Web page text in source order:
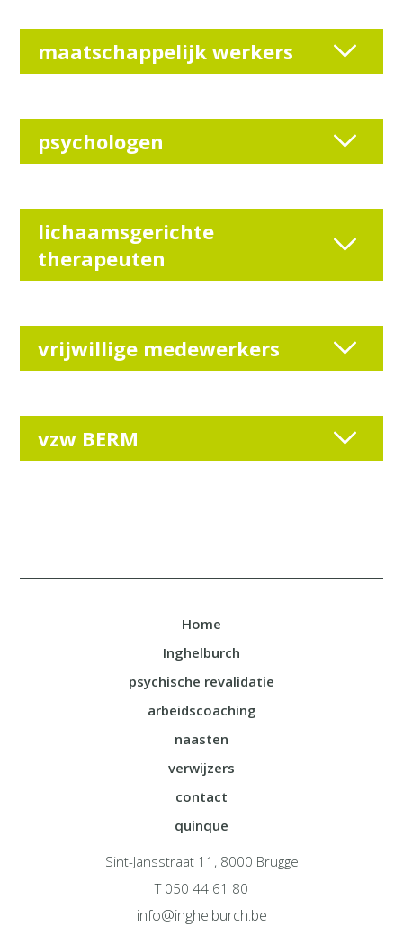
maatschappelijk werkers
psychologen
lichaamsgerichte
therapeuten
vrijwillige medewerkers
vzw BERM
Home
Inghelburch
psychische revalidatie
arbeidscoaching
naasten
verwijzers
contact
quinque
Sint-Jansstraat 11, 8000 Brugge
T 050 44 61 80
info@inghelburch.be